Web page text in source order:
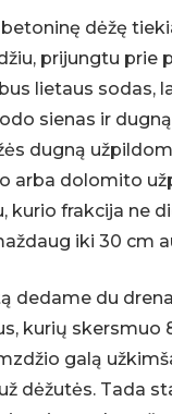
dėžę
prijungtu prie
lietaus sodas,
sienas ir
dugną
arba dolomito
kurio frakcija ne
iki 30 cm
dedame du
kurių skersmuo
galą
dėžutės. Tada